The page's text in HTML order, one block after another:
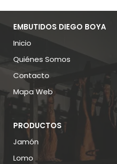
EMBUTIDOS DIEGO BOYA
Inicio
Quiénes Somos
Contacto
Mapa Web
PRODUCTOS
Jamón
Lomo